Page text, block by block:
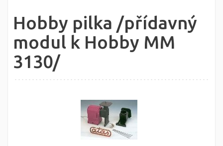
Hobby pilka /přídavný
modul k Hobby MM
3130/